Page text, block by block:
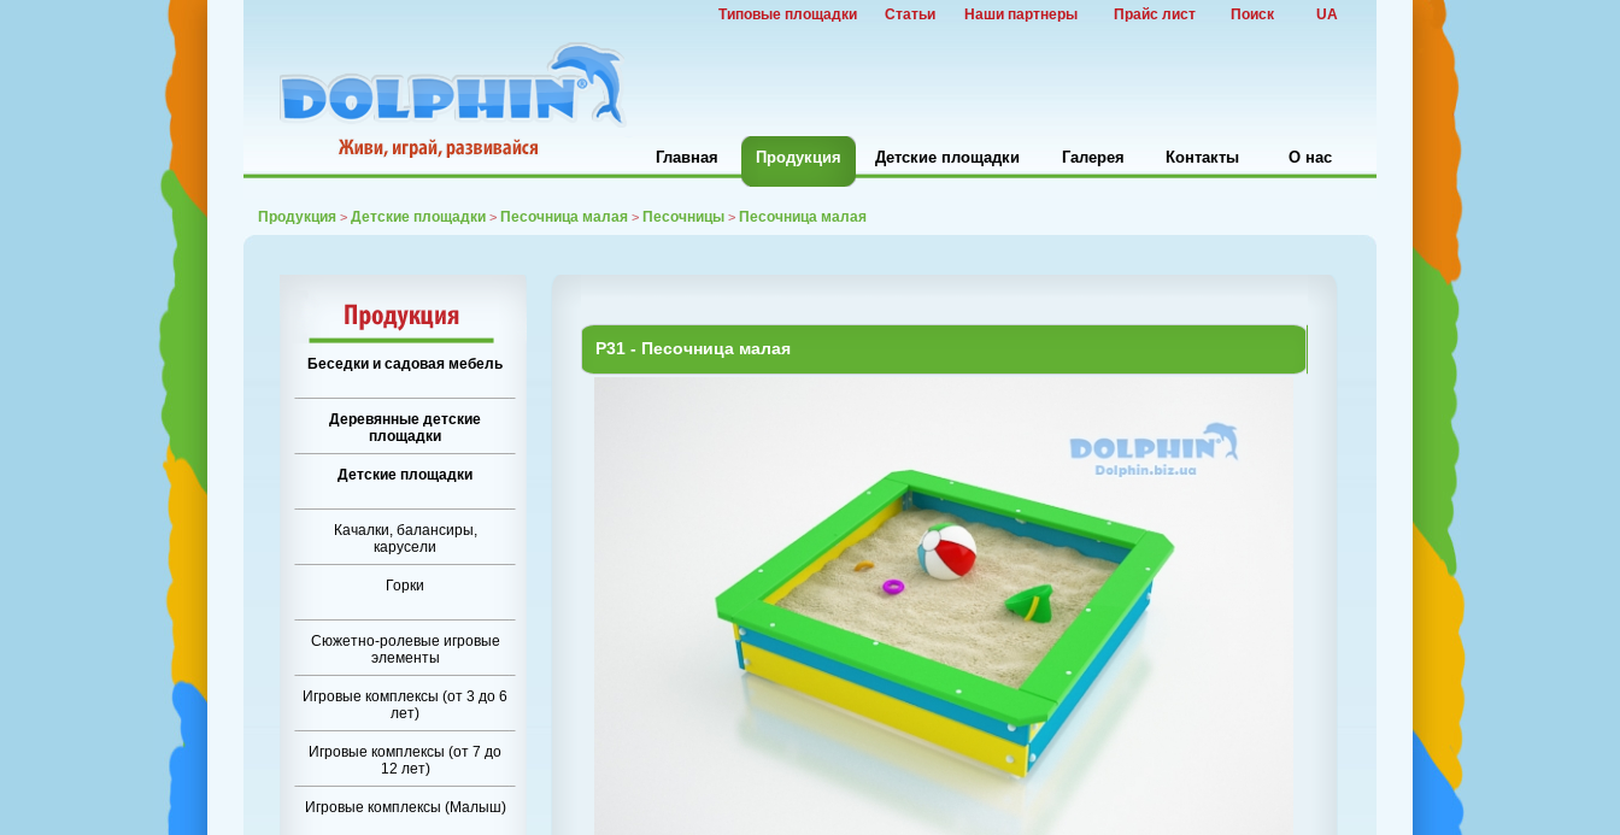
Типовые площадки Статьи Наши партнеры Прайс лист Поиск UA
Главная Продукция Детские площадки Галерея Контакты О нас
Продукция > Детские площадки > Песочница малая > Песочницы > Песочница малая
Беседки и садовая мебель
Деревянные детские
площадки
Детские площадки
Качалки, балансиры,
карусели
Горки
Сюжетно-ролевые игровые
элементы
Игровые комплексы (от 3 до 6
лет)
Игровые комплексы (от 7 до
12 лет)
Игровые комплексы (Малыш)
P31 - Песочница малая